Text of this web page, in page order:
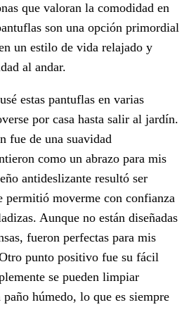
que valoran la comodidad en
son una opción primordial
un estilo de vida relajado y
al andar.
estas pantuflas en varias
por casa hasta salir al jardín.
fue de una suavidad
como un abrazo para mis
antideslizante resultó ser
permitió moverme con confianza
Aunque no están diseñadas
fueron perfectas para mis
punto positivo fue su fácil
se pueden limpiar
húmedo, lo que es siempre